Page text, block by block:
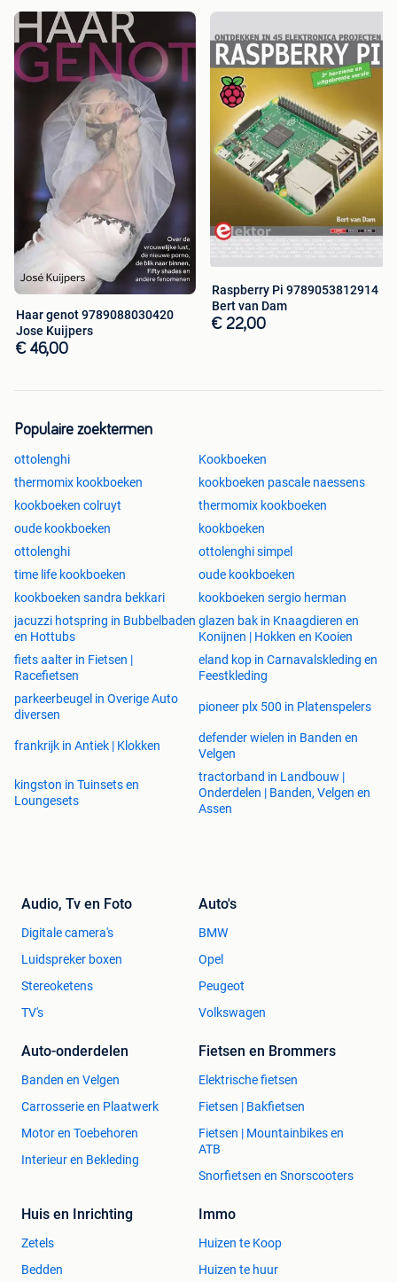
Waarom je bij BoekenBalie moet zijn voor al je
tweedehands boeken:
Bestel je voor 15:00 uur? Dan vliegt het dezelfde dag
nog jouw kant op!
Meer dan 400.000 tweedehands boeken om uit te
kiezen
We checken alle boeken eigenhandig
Vanaf 40 euro of bij 4 boeken is de verzending op
onze rekening
30 dagen retourgarantie
Haar genot 9789088030420
Jose Kuijpers
€ 46,00
Raspberry Pi 9789053812914
Bert van Dam
€ 22,00
Populaire zoektermen
ottolenghi
Kookboeken
thermomix kookboeken
kookboeken pascale naessens
kookboeken colruyt
thermomix kookboeken
oude kookboeken
kookboeken
ottolenghi
ottolenghi simpel
time life kookboeken
oude kookboeken
kookboeken sandra bekkari
kookboeken sergio herman
jacuzzi hotspring in Bubbelbaden
en Hottubs
glazen bak in Knaagdieren en
Konijnen | Hokken en Kooien
fiets aalter in Fietsen |
Racefietsen
eland kop in Carnavalskleding en
Feestkleding
parkeerbeugel in Overige Auto
diversen
pioneer plx 500 in Platenspelers
frankrijk in Antiek | Klokken
defender wielen in Banden en
Velgen
kingston in Tuinsets en
Loungesets
tractorband in Landbouw |
Onderdelen | Banden, Velgen en
Assen
Audio, Tv en Foto
Digitale camera's
Luidspreker boxen
Stereoketens
TV's
Auto's
BMW
Opel
Peugeot
Volkswagen
Auto-onderdelen
Banden en Velgen
Carrosserie en Plaatwerk
Motor en Toebehoren
Interieur en Bekleding
Fietsen en Brommers
Elektrische fietsen
Fietsen | Bakfietsen
Fietsen | Mountainbikes en
ATB
Snorfietsen en Snorscooters
Huis en Inrichting
Zetels
Bedden
Immo
Huizen te Koop
Huizen te huur